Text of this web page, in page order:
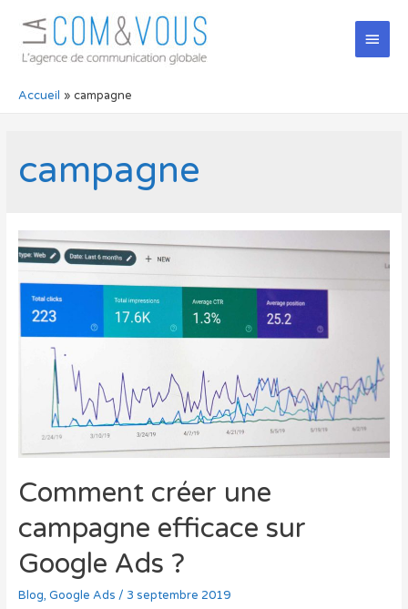
Accueil campagne
campagne
Comment créer une
campagne efficace sur
Google Ads ?
Blog, Google Ads / 3 septembre 2019